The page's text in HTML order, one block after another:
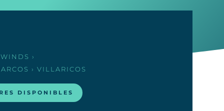
›
› VILLARICOS
DISPONIBLES